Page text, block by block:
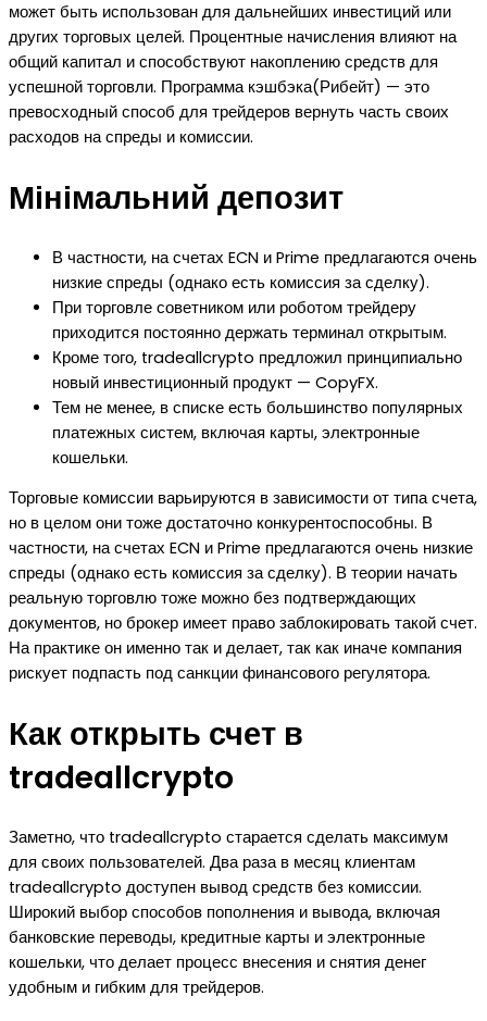
может быть использован для дальнейших инвестиций или
других торговых целей. Процентные начисления влияют на
общий капитал и способствуют накоплению средств для
успешной торговли. Программа кэшбэка(Рибейт) — это
превосходный способ для трейдеров вернуть часть своих
расходов на спреды и комиссии.
Мінімальний депозит
В частности, на счетах ECN и Prime предлагаются очень
низкие спреды (однако есть комиссия за сделку).
При торговле советником или роботом трейдеру
приходится постоянно держать терминал открытым.
Кроме того, tradeallcrypto предложил принципиально
новый инвестиционный продукт — CopyFX.
Тем не менее, в списке есть большинство популярных
платежных систем, включая карты, электронные
кошельки.
Торговые комиссии варьируются в зависимости от типа счета,
но в целом они тоже достаточно конкурентоспособны. В
частности, на счетах ECN и Prime предлагаются очень низкие
спреды (однако есть комиссия за сделку). В теории начать
реальную торговлю тоже можно без подтверждающих
документов, но брокер имеет право заблокировать такой счет.
На практике он именно так и делает, так как иначе компания
рискует подпасть под санкции финансового регулятора.
Как открыть счет в
tradeallcrypto
Заметно, что tradeallcrypto старается сделать максимум
для своих пользователей. Два раза в месяц клиентам
tradeallcrypto доступен вывод средств без комиссии.
Широкий выбор способов пополнения и вывода, включая
банковские переводы, кредитные карты и электронные
кошельки, что делает процесс внесения и снятия денег
удобным и гибким для трейдеров.